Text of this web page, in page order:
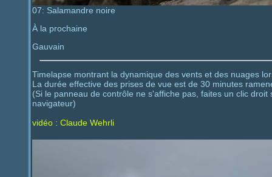
07: Salamandre noire
À la prochaine
Gauvain
Timelapse montrant la dynamique des vents et des nuages
La durée effective des prises de vue est de 30 minutes
(Si le panneau de contrôle ne s'affiche pas, faites un clic
navigateur)
vidéo : Claude Wehrli